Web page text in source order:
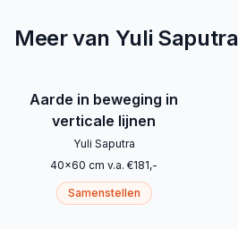
Meer van Yuli Saputra
Aarde in beweging in
verticale lijnen
Yuli Saputra
40x60 cm v.a. €181,-
Samenstellen